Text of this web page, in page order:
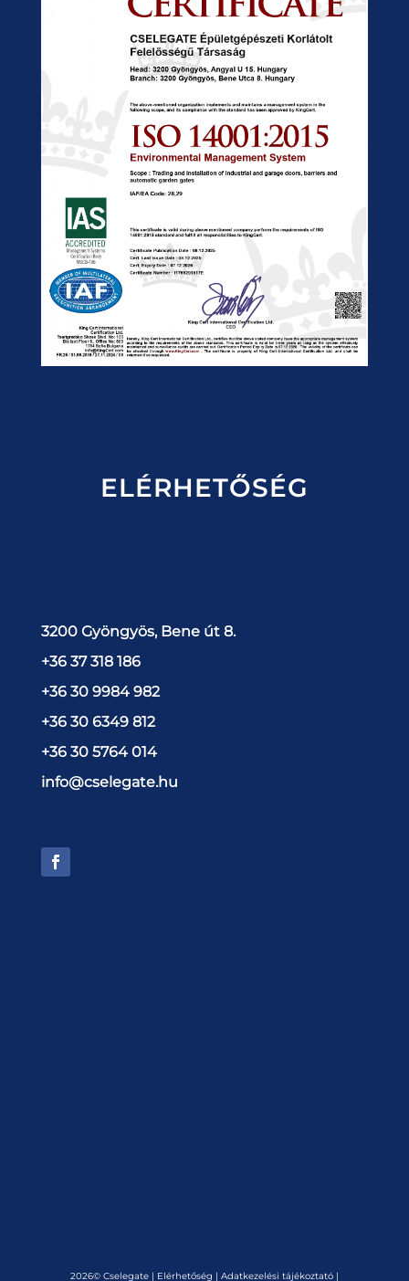
ELÉRHETŐSÉG
3200 Gyöngyös, Bene út 8.
+36 37 318 186
+36 30 9984 982
+36 30 6349 812
+36 30 5764 014
info@cselegate.hu
2026© Cselegate | Elérhetőség | Adatkezelési tájékoztató|